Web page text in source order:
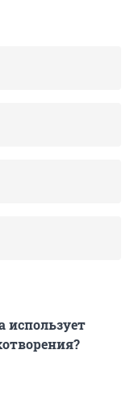
использует